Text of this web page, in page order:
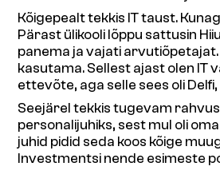
Kõigepealt tekkis IT taust.
Pärast ülikooli lõppu sattusin
panema ja vajati
kasutama. Sellest ajast olen IT
ettevõte, aga selle sees oli
Seejärel tekkis tugevam
personalijuhiks, sest mul oli
juhid pidid seda koos kõige
Investmentsi nende esimeste